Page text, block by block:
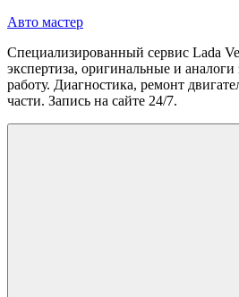
Перейти
содержимому
Авто мастер
Специализированный сервис Lada
экспертиза, оригинальные и аналоги
работу. Диагностика, ремонт
части. Запись на сайте 24/7.